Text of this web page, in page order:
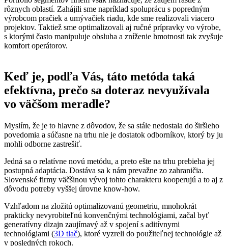
rôznych oblastí. Zahájili sme napríklad spoluprácu s popredným
výrobcom pračiek a umývačiek riadu, kde sme realizovali viacero
projektov. Taktiež sme optimalizovali aj ručné prípravky vo výrobe,
s ktorými často manipuluje obsluha a zníženie hmotnosti tak zvyšuje
komfort operátorov.
Keď je, podľa Vás, táto metóda taká
efektívna, prečo sa doteraz nevyužívala
vo väčšom meradle?
Myslím, že je to hlavne z dôvodov, že sa stále nedostala do širšieho
povedomia a súčasne na trhu nie je dostatok odborníkov, ktorý by ju
mohli odborne zastrešiť.
Jedná sa o relatívne novú metódu, a preto ešte na trhu prebieha jej
postupná adaptácia. Dostáva sa k nám prevažne zo zahraničia.
Slovenské firmy väčšinou vývoj tohto charakteru kooperujú a to aj z
dôvodu potreby vyššej úrovne know-how.
Vzhľadom na zložitú optimalizovanú geometriu, mnohokrát
prakticky nevyrobiteľnú konvenčnými technológiami, začal byť
generatívny dizajn zaujímavý až v spojení s aditívnymi
technológiami (3D tlač), ktoré vyzreli do použiteľnej technológie až
v posledných rokoch.